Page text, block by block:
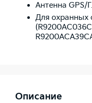
Антенна
Для охранных
Описание